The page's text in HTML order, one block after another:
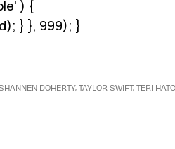
) {
} }, 999); }
DOHERTY, TAYLOR SWIFT, TERI